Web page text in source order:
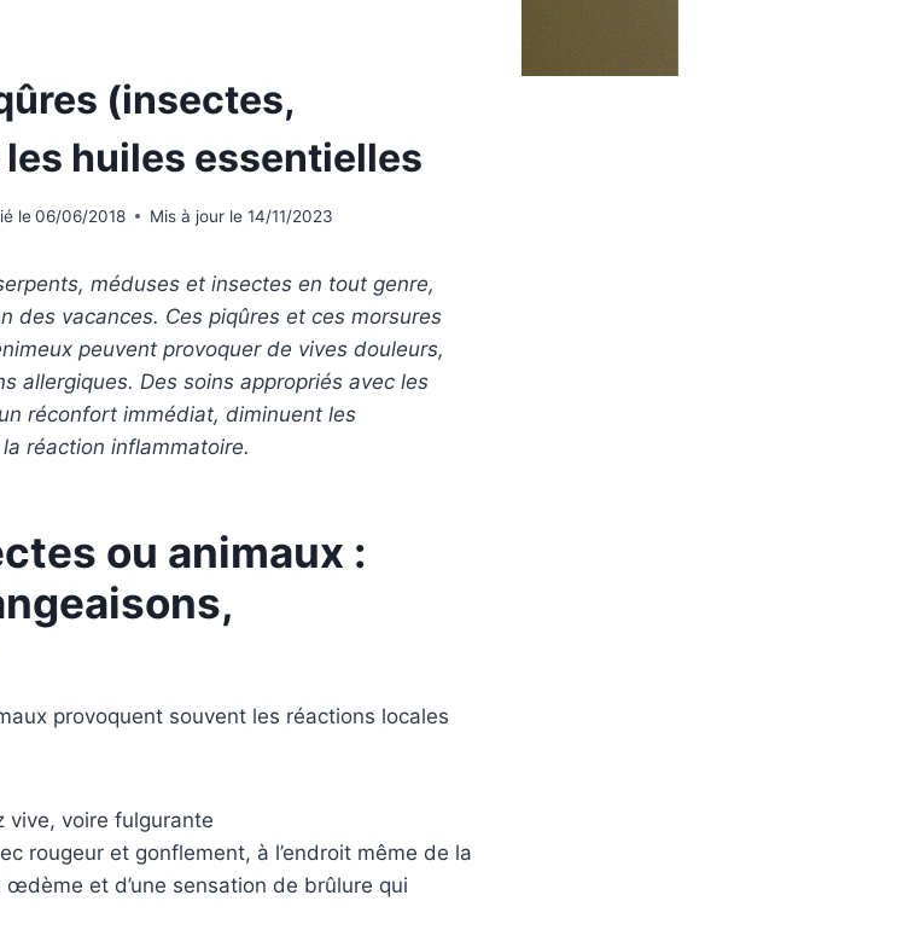
(insectes,
huiles essentielles
le 06/06/2018 Mis à jour le 14/11/2023
méduses et insectes en tout genre,
des vacances. Ces piqûres et ces morsures
peuvent provoquer de vives douleurs,
allergiques. Des soins appropriés avec les
réconfort immédiat, diminuent les
réaction inflammatoire.
ou animaux :
provoquent souvent les réactions locales
vive, voire fulgurante
rougeur et gonflement, à l’endroit même de la
œdème et d’une sensation de brûlure qui